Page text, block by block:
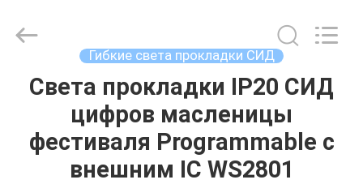
ДОМ
ПРОДУКТЫ
LIGHTING
LIMITED.
Гибкие света прокладки СИД
Света прокладки IP20 СИД
цифров масленицы
фестиваля Programmable с
внешним IC WS2801